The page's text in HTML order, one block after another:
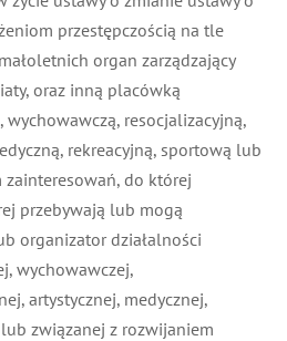
przestępczością na tle
organ zarządzający
oraz inną placówką
resocjalizacyjną,
rekreacyjną, sportową lub
do której
przebywają lub mogą
organizator działalności
wychowawczej,
artystycznej, medycznej,
związanej z rozwijaniem